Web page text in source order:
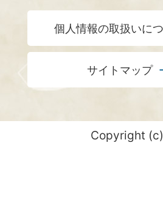
個人情報の取扱いに
サイトマップ
Copyright